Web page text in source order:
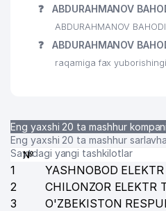
❓ ABDURAHMANOV
ABDURAHMANOV
❓ ABDURAHMANOV
raqamiga fax
Eng yaxshi 20 ta mashhur
Eng yaxshi 20 ta mashhur
Saytdagi yangi tashkilotlar
№
1 YASHNOBOD
2
CHILONZOR ELEKTR
3
O'ZBEKISTON